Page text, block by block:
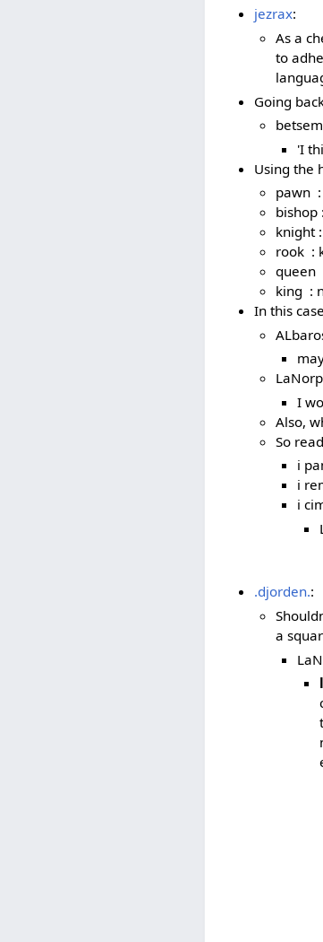
jezrax:
As a
to
Going
'I
Using the
pawn :
bishop
knight
rook :
queen
king :
In this
I
Also,
So
i
i
i
.djorden.:
a